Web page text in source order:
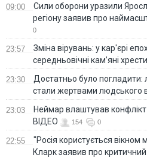
09:00
Сили оборони уразили
регіону заявив про
0
23:57
Зміна вірувань: у кар'єрі
середньовічні кам’яні хрести
23:30
Достатньо було погладити:
стали жертвами людського
23:03
Неймар влаштував
ВІДЕО
154 0
22:55
"Росія користується
Кларк заявив про